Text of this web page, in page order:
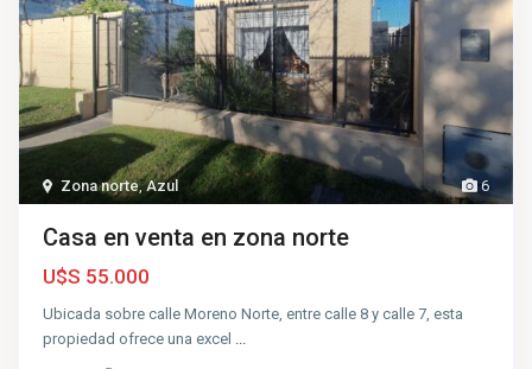
6
Zona norte,Azul
Casa en venta en zona norte
U$S 55.000
Ubicada sobre calle Moreno Norte, entre calle 8 y calle 7, esta
propiedad ofrece una excel